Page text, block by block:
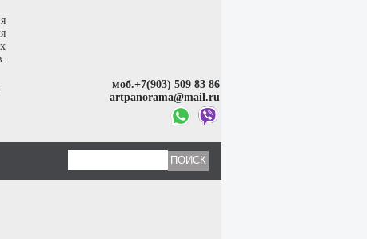
моб.+7(903) 509 83 86
artpanorama@mail.ru